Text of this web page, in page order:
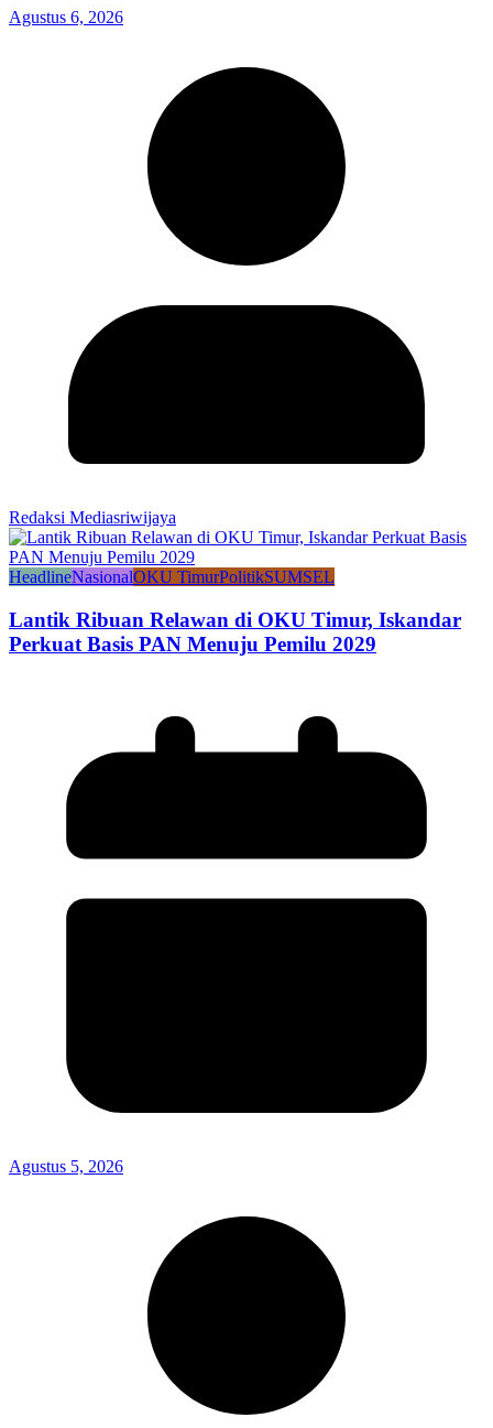
Agustus 6, 2026
Redaksi Mediasriwijaya
HeadlineNasionalOKU TimurPolitikSUMSEL
Lantik Ribuan Relawan di OKU Timur, Iskandar
Perkuat Basis PAN Menuju Pemilu 2029
Agustus 5, 2026